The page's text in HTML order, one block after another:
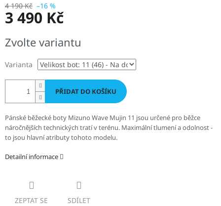
4 190 Kč –16 %
3 490 Kč
cena:
Zvolte variantu
Varianta
PŘIDAT DO KOŠÍKU
Pánské běžecké boty Mizuno Wave Mujin 11 jsou určené pro běžce
náročnějších technických tratí v terénu. Maximální tlumení a odolnost -
to jsou hlavní atributy tohoto modelu.
Detailní informace
ZEPTAT SE SDÍLET